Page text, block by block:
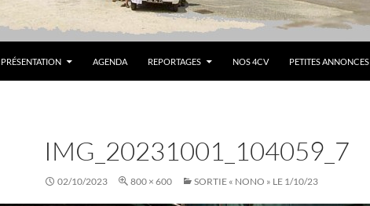
PRÉSENTATION AGENDA REPORTAGES NOS 4CV PETITES ANNONCES
IMG_20231001_104059_7
02/10/2023 800 × 600 SORTIE « NONO » LE 1/10/23